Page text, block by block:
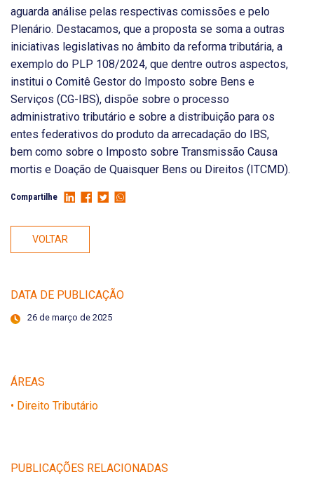
aguarda análise pelas respectivas comissões e pelo
Plenário. Destacamos, que a proposta se soma a outras
iniciativas legislativas no âmbito da reforma tributária, a
exemplo do PLP 108/2024, que dentre outros aspectos,
institui o Comitê Gestor do Imposto sobre Bens e
Serviços (CG-IBS), dispõe sobre o processo
administrativo tributário e sobre a distribuição para os
entes federativos do produto da arrecadação do IBS,
bem como sobre o Imposto sobre Transmissão Causa
mortis e Doação de Quaisquer Bens ou Direitos (ITCMD).
Compartilhe
VOLTAR
DATA DE PUBLICAÇÃO
26 de março de 2025
ÁREAS
• Direito Tributário
PUBLICAÇÕES RELACIONADAS